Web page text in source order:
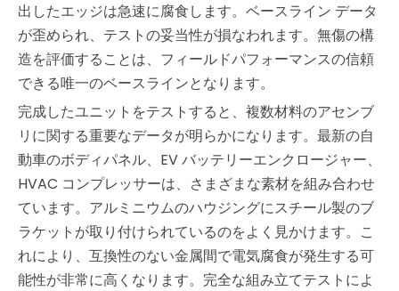
出したエッジは急速に腐食します。ベースライン データ
が歪められ、テストの妥当性が損なわれます。無傷の構
造を評価することは、フィールドパフォーマンスの信頼
できる唯一のベースラインとなります。
完成したユニットをテストすると、複数材料のアセンブ
リに関する重要なデータが明らかになります。最新の自
動車のボディパネル、EV バッテリーエンクロージャー、
HVAC コンプレッサーは、さまざまな素材を組み合わせ
ています。アルミニウムのハウジングにスチール製のブ
ラケットが取り付けられているのをよく見かけます。こ
れにより、互換性のない金属間で電気腐食が発生する可
能性が非常に高くなります。完全な組み立てテストによ